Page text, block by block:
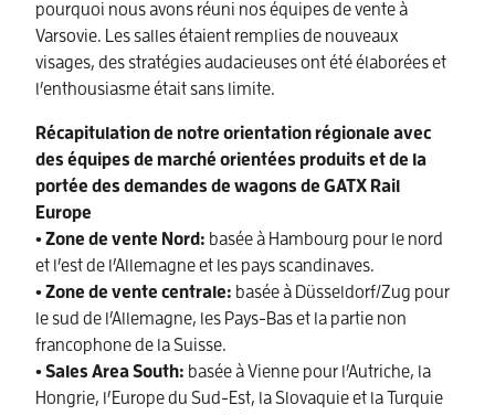
pourquoi nous avons réuni nos équipes de vente à
Varsovie. Les salles étaient remplies de nouveaux
visages, des stratégies audacieuses ont été élaborées et
l’enthousiasme était sans limite.
Récapitulation de notre orientation régionale avec
des équipes de marché orientées produits et de la
portée des demandes de wagons de GATX Rail
Europe
• Zone de vente Nord: basée à Hambourg pour le nord
et l’est de l’Allemagne et les pays scandinaves.
• Zone de vente centrale: basée à Düsseldorf/Zug pour
le sud de l’Allemagne, les Pays-Bas et la partie non
francophone de la Suisse.
• Sales Area South: basée à Vienne pour l’Autriche, la
Hongrie, l’Europe du Sud-Est, la Slovaquie et la Turquie